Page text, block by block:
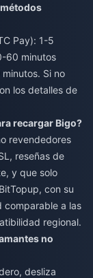
Pay): 1-5
60 minutos
Si no
los detalles de
recargar Bigo?
revendedores
reseñas de
y que solo
con su
comparable a las
regional.
no
desliza